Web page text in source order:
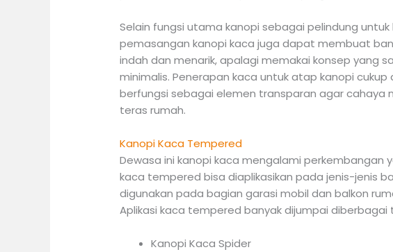
Selain fungsi utama kanopi sebagai pelindung
pemasangan kanopi kaca juga dapat membuat
indah dan menarik, apalagi memakai konsep yang
minimalis. Penerapan kaca untuk atap kanopi cukup
berfungsi sebagai elemen transparan agar cahaya
teras rumah.
Kanopi Kaca Tempered
Dewasa ini kanopi kaca mengalami perkembangan
kaca tempered bisa diaplikasikan pada jenis-jenis
digunakan pada bagian garasi mobil dan balkon
Aplikasi kaca tempered banyak dijumpai diberbagai
Kanopi Kaca Spider